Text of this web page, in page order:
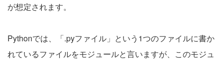
が想定されます。
Pythonでは、「.pyファイル」という1つのファイルに書か
れているファイルをモジュールと言いますが、このモジュ